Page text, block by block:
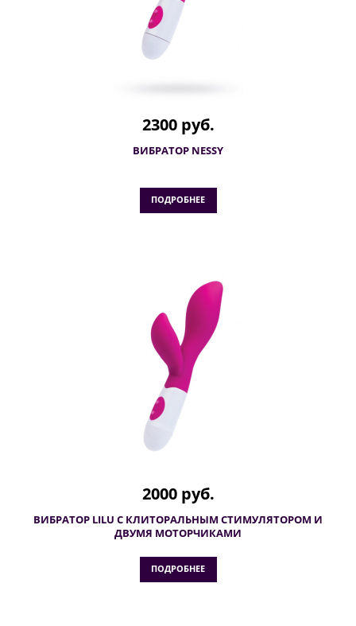
2300 руб.
ВИБРАТОР NESSY
ПОДРОБНЕЕ
2000 руб.
ВИБРАТОР LILU С КЛИТОРАЛЬНЫМ СТИМУЛЯТОРОМ И
ДВУМЯ МОТОРЧИКАМИ
ПОДРОБНЕЕ